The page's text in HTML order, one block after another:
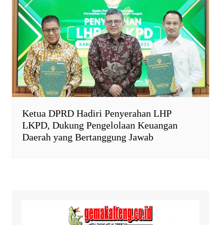
Ketua DPRD Hadiri Penyerahan LHP
LKPD, Dukung Pengelolaan Keuangan
Daerah yang Bertanggung Jawab